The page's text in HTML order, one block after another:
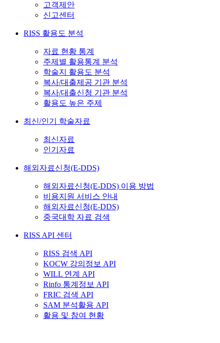
고객제안
신고센터
RISS 활용도 분석
자료 현황 통계
주제별 활용통계 분석
학술지 활용도 분석
복사/대출제공 기관 분석
복사/대출신청 기관 분석
활용도 높은 주제
최신/인기 학술자료
최신자료
인기자료
해외자료신청(E-DDS)
해외자료신청(E-DDS) 이용 방법
비용지원 서비스 안내
해외자료신청(E-DDS)
중국대학 자료 검색
RISS API 센터
RISS 검색 API
KOCW 강의정보 API
WILL 연계 API
Rinfo 통계정보 API
FRIC 검색 API
SAM 분석활용 API
활용 및 참여 현황